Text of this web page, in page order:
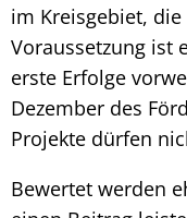
im Kreisgebiet,
Voraussetzung ist
erste Erfolge
Dezember des
Projekte dürfen
Bewertet werden